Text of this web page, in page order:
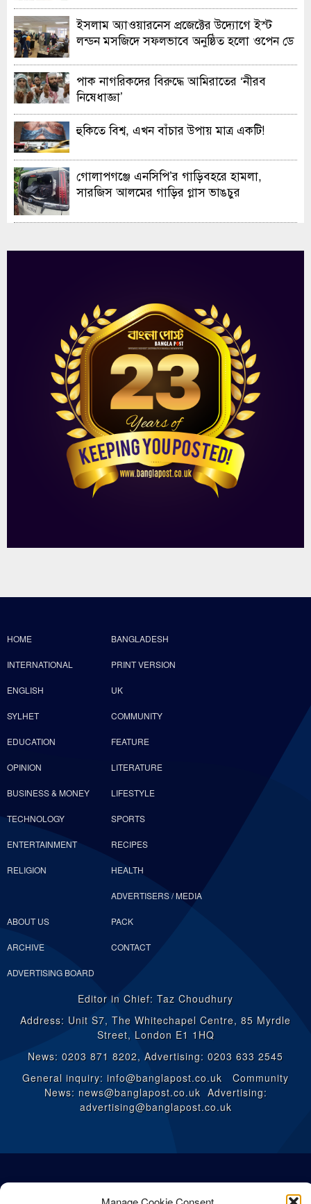
ইসলাম অ্যাওয়ারনেস প্রজেক্টের উদ্যোগে ইস্ট
লন্ডন মসজিদে সফলভাবে অনুষ্ঠিত হলো ওপেন ডে
পাক নাগরিকদের বিরুদ্ধে আমিরাতের ‘নীরব
নিষেধাজ্ঞা’
হুকিতে বিশ্ব, এখন বাঁচার উপায় মাত্র একটি!
গোলাপগঞ্জে এনসিপি’র গাড়িবহরে হামলা,
সারজিস আলমের গাড়ির গ্লাস ভাঙচুর
HOME BANGLADESH
INTERNATIONAL PRINT VERSION
ENGLISH UK
SYLHET COMMUNITY
EDUCATION FEATURE
OPINION LITERATURE
BUSINESS & MONEY LIFESTYLE
TECHNOLOGY SPORTS
ENTERTAINMENT RECIPES
RELIGION HEALTH
ABOUT US
ADVERTISERS / MEDIA
PACK
ARCHIVE CONTACT
ADVERTISING BOARD
Editor in Chief: Taz Choudhury
Address: Unit S7, The Whitechapel Centre, 85 Myrdle
Street, London E1 1HQ
News: 0203 871 8202, Advertising: 0203 633 2545
General inquiry: info@banglapost.co.uk Community
News: news@banglapost.co.uk Advertising:
advertising@banglapost.co.uk